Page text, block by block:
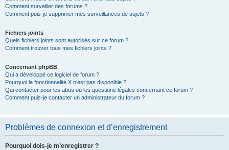
Comment surveiller des forums ?
Comment puis-je supprimer mes surveillances de sujets ?
Fichiers joints
Quels fichiers joints sont autorisés sur ce forum ?
Comment trouver tous mes fichiers joints ?
Concernant phpBB
Qui a développé ce logiciel de forum ?
Pourquoi la fonctionnalité X n’est pas disponible ?
Qui contacter pour les abus ou les questions légales concernant ce forum ?
Comment puis-je contacter un administrateur du forum ?
Problèmes de connexion et d’enregistrement
Pourquoi dois-je m’enregistrer ?